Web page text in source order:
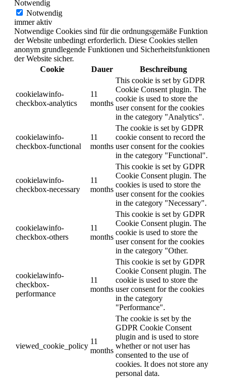
Notwendig
Notwendig
immer aktiv
Notwendige Cookies sind für die ordnungsgemäße Funktion
der Website unbedingt erforderlich. Diese Cookies stellen
anonym grundlegende Funktionen und Sicherheitsfunktionen
der Website sicher.
Cookie
Dauer Beschreibung
cookielawinfo-
checkbox-analytics
11
months
This cookie is set by GDPR
Cookie Consent plugin. The
cookie is used to store the
user consent for the cookies
in the category "Analytics".
cookielawinfo-
checkbox-functional
11
months
The cookie is set by GDPR
cookie consent to record the
user consent for the cookies
in the category "Functional".
cookielawinfo-
checkbox-necessary
11
months
This cookie is set by GDPR
Cookie Consent plugin. The
cookies is used to store the
user consent for the cookies
in the category "Necessary".
cookielawinfo-
checkbox-others
11
months
This cookie is set by GDPR
Cookie Consent plugin. The
cookie is used to store the
user consent for the cookies
in the category "Other.
cookielawinfo-
checkbox-
performance
11
months
This cookie is set by GDPR
Cookie Consent plugin. The
cookie is used to store the
user consent for the cookies
in the category
"Performance".
viewed_cookie_policy
11
months
The cookie is set by the
GDPR Cookie Consent
plugin and is used to store
whether or not user has
consented to the use of
cookies. It does not store any
personal data.